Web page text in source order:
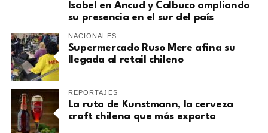
Isabel en Ancud y Calbuco ampliando
su presencia en el sur del país
NACIONALES
Supermercado Ruso Mere afina su
llegada al retail chileno
REPORTAJES
La ruta de Kunstmann, la cerveza
craft chilena que más exporta